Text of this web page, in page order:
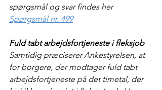
spørgsmål og svar findes her
Spørgsmål nr. 499
Fuld tabt arbejdsfortjeneste i fleksjob
Samtidig præciserer Ankestyrelsen, at
for borgere, der modtager fuld tabt
arbejdsfortjeneste på det timetal, der